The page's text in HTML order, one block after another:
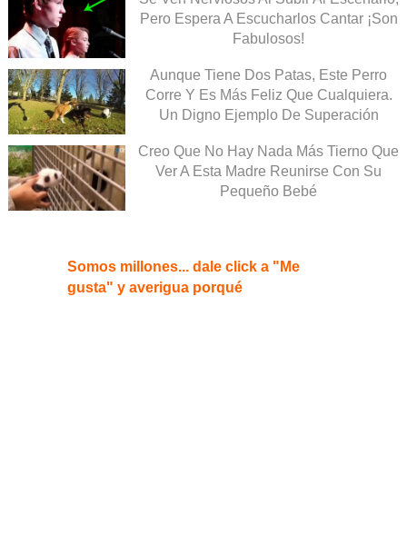
Pero Espera A Escucharlos Cantar ¡Son
Fabulosos!
Aunque Tiene Dos Patas, Este Perro
Corre Y Es Más Feliz Que Cualquiera.
Un Digno Ejemplo De Superación
Creo Que No Hay Nada Más Tierno Que
Ver A Esta Madre Reunirse Con Su
Pequeño Bebé
Somos millones... dale click a "Me
gusta" y averigua porqué